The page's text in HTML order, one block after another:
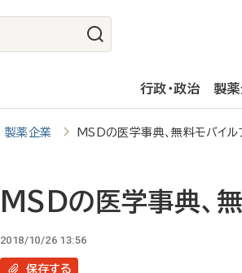
行政・政治 製
製薬企業 MSDの医学事典、無料モバイル
MSDの医学事典、
2018/10/26 13:56
保存する